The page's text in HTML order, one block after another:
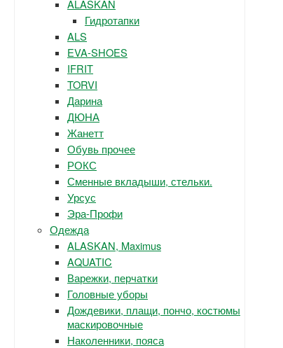
ALASKAN
Гидротапки
ALS
EVA-SHOES
IFRIT
TORVI
Дарина
ДЮНА
Жанетт
Обувь прочее
РОКС
Сменные вкладыши, стельки.
Урсус
Эра-Профи
Одежда
ALASKAN, Maximus
AQUATIC
Варежки, перчатки
Головные уборы
Дождевики, плащи, пончо, костюмы
маскировочные
Наколенники, пояса